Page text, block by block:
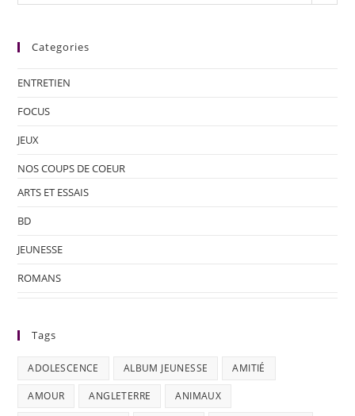
Categories
ENTRETIEN
FOCUS
JEUX
NOS COUPS DE COEUR
ARTS ET ESSAIS
BD
JEUNESSE
ROMANS
Tags
ADOLESCENCE ALBUM JEUNESSE AMITIÉ
AMOUR ANGLETERRE ANIMAUX